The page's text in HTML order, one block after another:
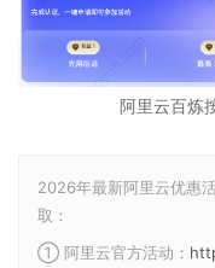
阿里云百炼
2026年最新阿里云优惠
取：
① 阿里云官方活动：